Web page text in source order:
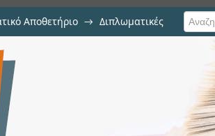
Αποθετήριο → Διπλωματικές
παροχής